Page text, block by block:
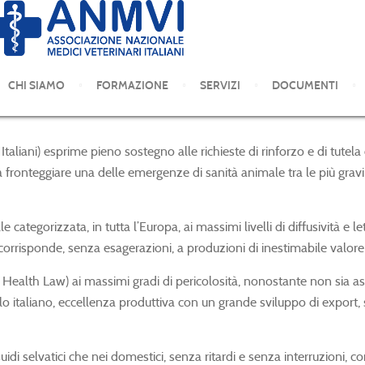
CHI SIAMO FORMAZIONE SERVIZI DOCUMENTI
esprime pieno sostegno alle richieste di rinforzo e di tutela
una delle emergenze di sanità animale tra le più
in tutta l’Europa, ai massimi livelli di diffusività e
senza esagerazioni, a produzioni di inestimabile
Law) ai massimi gradi di pericolosità, nonostante non sia
italiano, eccellenza produttiva con un grande sviluppo di
selvatici che nei domestici, senza ritardi e senza interruzioni,